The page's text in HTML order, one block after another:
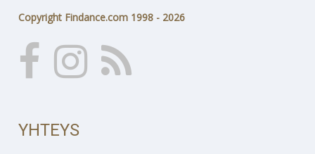
Copyright Findance.com 1998 - 2026
YHTEYS